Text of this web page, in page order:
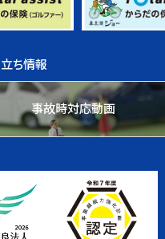
ち情報
事故時対応動画